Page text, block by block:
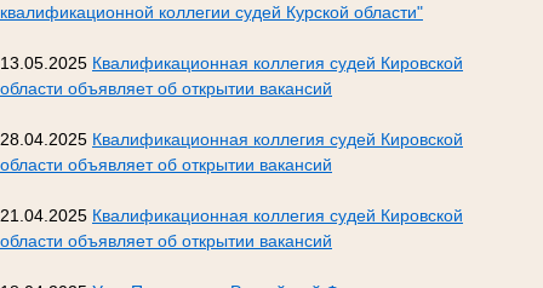
квалификационной коллегии судей Курской области"
13.05.2025 Квалификационная коллегия судей Кировской
области объявляет об открытии вакансий
28.04.2025 Квалификационная коллегия судей Кировской
области объявляет об открытии вакансий
21.04.2025 Квалификационная коллегия судей Кировской
области объявляет об открытии вакансий